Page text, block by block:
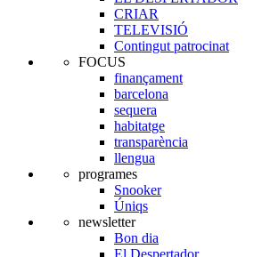
CRIAR
TELEVISIÓ
Contingut patrocinat
FOCUS
finançament
barcelona
sequera
habitatge
transparència
llengua
programes
Snooker
Úniqs
newsletter
Bon dia
El Despertador